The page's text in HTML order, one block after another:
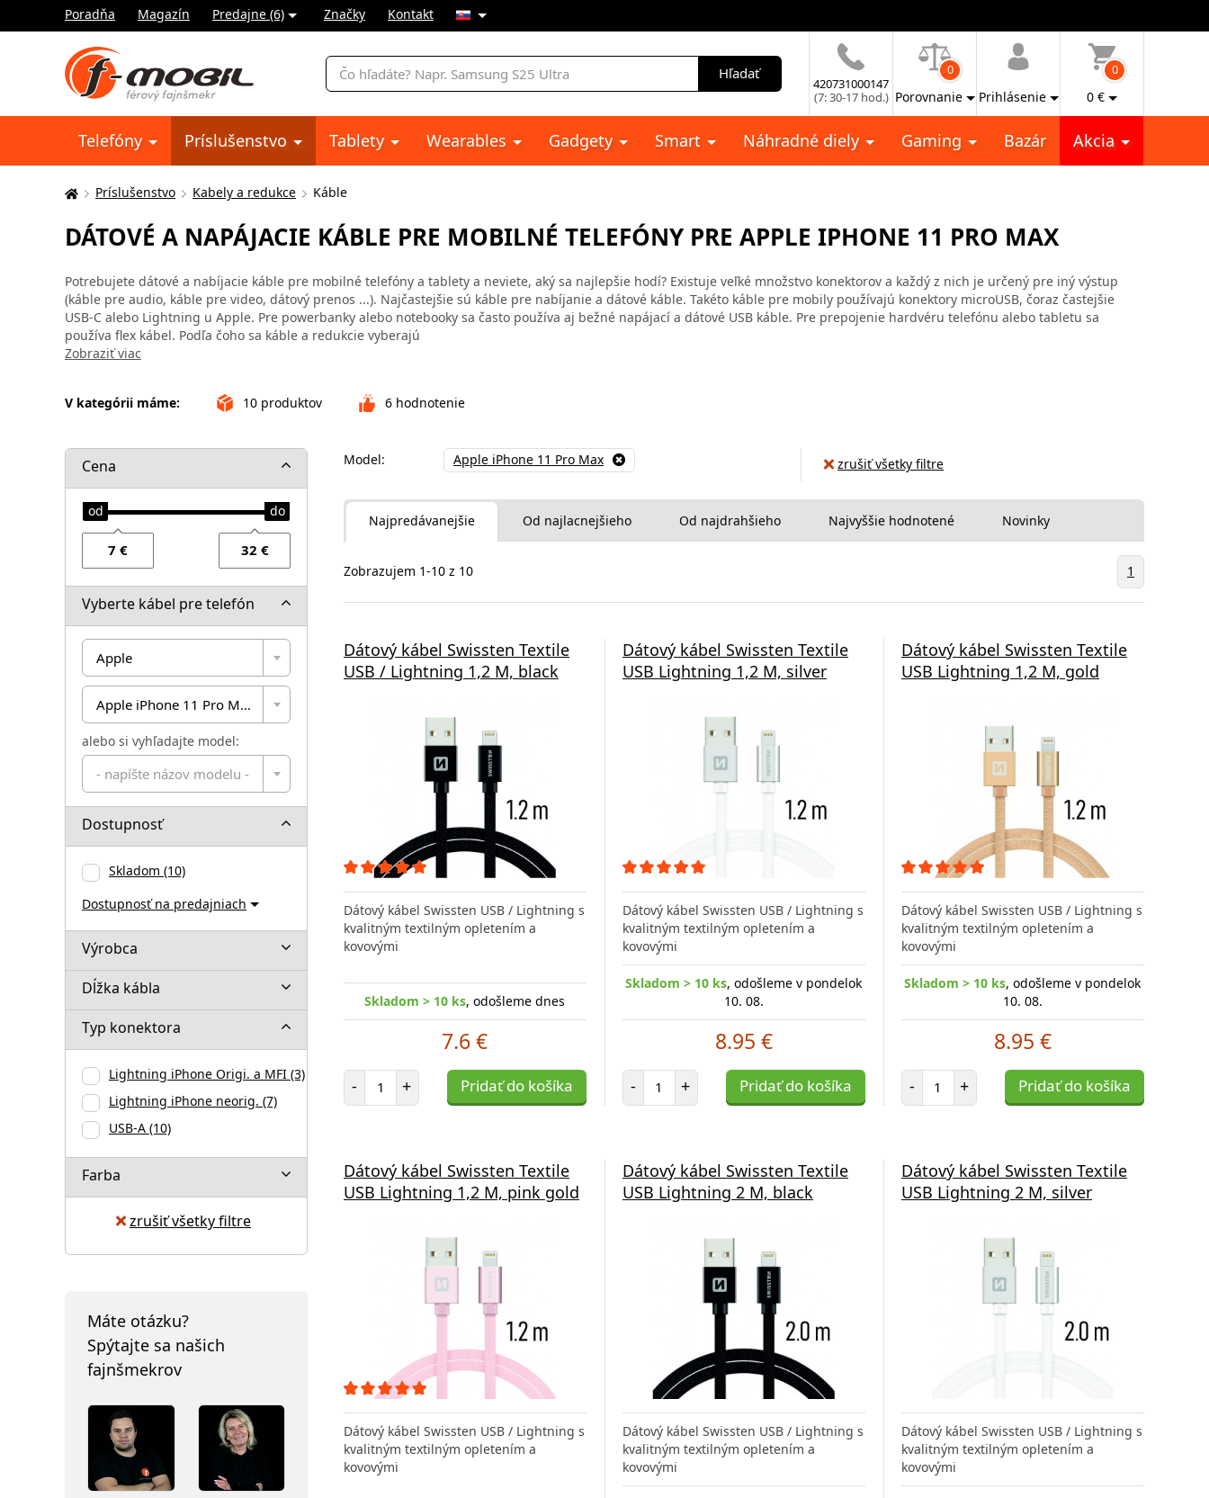
Poradňa Magazín Predajne (6) Značky Kontakt
Vyhľadávanie
Hľadať
420731000147
(7: 30-17 hod.)
0
Porovnanie Prihlásenie
0
0 €
Telefóny Príslušenstvo Tablety Wearables Gadgety Smart Náhradné diely Gaming Bazár Akcia
Tu
nachádzate:
Príslušenstvo Kabely a redukce Káble
DÁTOVÉ A NAPÁJACIE KÁBLE PRE MOBILNÉ TELEFÓNY PRE APPLE IPHONE 11 PRO MAX
Potrebujete dátové a nabíjacie káble pre mobilné telefóny a tablety a neviete, aký sa najlepšie hodí? Existuje veľké množstvo konektorov a každý z nich je určený pre iný výstup
(káble pre audio, káble pre video, dátový prenos ...). Najčastejšie sú káble pre nabíjanie a dátové káble. Takéto káble pre mobily používajú konektory microUSB, čoraz častejšie
USB-C alebo Lightning u Apple. Pre powerbanky alebo notebooky sa často používa aj bežné napájací a dátové USB káble. Pre prepojenie hardvéru telefónu alebo tabletu sa
používa flex kábel. Podľa čoho sa káble a redukcie vyberajú
Zobraziť viac
V kategórii máme: 10 produktov 6 hodnotenie
Cena
Vyberte kábel pre telefón
Apple
Apple iPhone 11 Pro Max
alebo si vyhľadajte model:
- napíšte názov modelu -
Dostupnosť
Skladom (10)
Dostupnosť na predajniach
Výrobca
Dĺžka kábla
Typ konektora
Lightning iPhone Origi. a MFI (3)
Lightning iPhone neorig. (7)
USB-A (10)
Farba
zrušiť všetky filtre
Máte otázku?
Spýtajte sa našich
fajnšmekrov
Model: Apple iPhone 11 Pro Max zrušiť všetky filtre
Najpredávanejšie Od najlacnejšieho Od najdrahšieho Najvyššie hodnotené Novinky
Zobrazujem 1-10 z 10 1
Dátový kábel Swissten Textile
USB / Lightning 1,2 M, black
Dátový kábel Swissten USB / Lightning s
kvalitným textilným opletením a
kovovými
Skladom > 10 ks, odošleme dnes
7.6 €
- Počet položiek
+ Pridať do košíka
Dátový kábel Swissten Textile
USB Lightning 1,2 M, silver
Dátový kábel Swissten USB / Lightning s
kvalitným textilným opletením a
kovovými
Skladom > 10 ks, odošleme v pondelok
10. 08.
8.95 €
- Počet položiek
+ Pridať do košíka
Dátový kábel Swissten Textile
USB Lightning 1,2 M, gold
Dátový kábel Swissten USB / Lightning s
kvalitným textilným opletením a
kovovými
Skladom > 10 ks, odošleme v pondelok
10. 08.
8.95 €
- Počet položiek
+ Pridať do košíka
Dátový kábel Swissten Textile
USB Lightning 1,2 M, pink gold
Dátový kábel Swissten USB / Lightning s
kvalitným textilným opletením a
kovovými
Dátový kábel Swissten Textile
USB Lightning 2 M, black
Dátový kábel Swissten USB / Lightning s
kvalitným textilným opletením a
kovovými
Dátový kábel Swissten Textile
USB Lightning 2 M, silver
Dátový kábel Swissten USB / Lightning s
kvalitným textilným opletením a
kovovými